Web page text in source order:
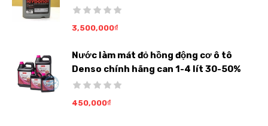
3,500,000₫
Nước làm mát đỏ hồng động cơ ô tô
Denso chính hãng can 1-4 lít 30-50%
450,000₫